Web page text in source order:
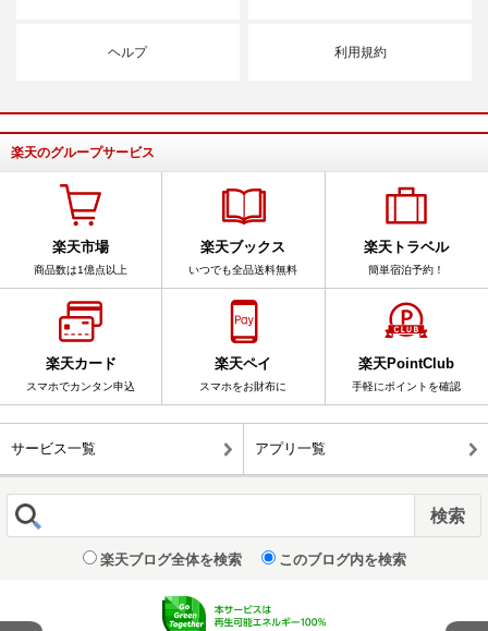
ヘルプ 利用規約
楽天のグループサービス
楽天市場
商品数は1億点以上
楽天ブックス
いつでも全品送料無料
楽天トラベル
簡単宿泊予約！
楽天カード
スマホでカンタン申込
楽天ペイ
スマホをお財布に
楽天PointClub
手軽にポイントを確認
サービス一覧 アプリ一覧
楽天ブログ全体を検索 このブログ内を検索